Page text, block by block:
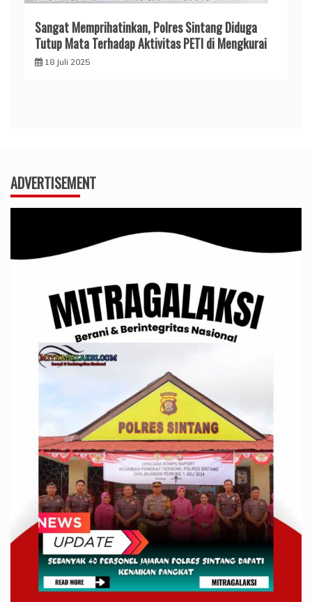
Sangat Memprihatinkan, Polres Sintang Diduga
Tutup Mata Terhadap Aktivitas PETI di Mengkurai
18 Juli 2025
ADVERTISEMENT